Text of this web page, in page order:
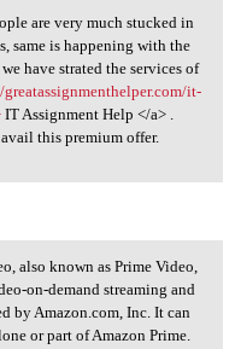
are
are very much stucked in
same is happening with the
have strated the services of
it-
IT Assignment Help </a> .
this premium offer.
also
also known as Prime Video,
on-demand streaming and
by Amazon.com, Inc. It can
or part of Amazon Prime.